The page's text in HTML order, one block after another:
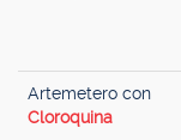
Artemetero con
Cloroquina